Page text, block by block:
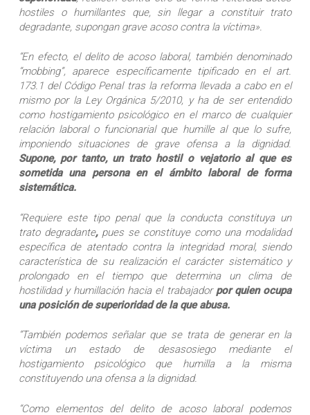
hostiles o humillantes que, sin llegar a constituir trato
degradante, supongan grave acoso contra la víctima».
“En efecto, el delito de acoso laboral, también denominado
“mobbing”, aparece específicamente tipificado en el art.
173.1 del Código Penal tras la reforma llevada a cabo en el
mismo por la Ley Orgánica 5/2010, y ha de ser entendido
como hostigamiento psicológico en el marco de cualquier
relación laboral o funcionarial que humille al que lo sufre,
imponiendo situaciones de grave ofensa a la dignidad.
Supone, por tanto, un trato hostil o vejatorio al que es
sometida una persona en el ámbito laboral de forma
sistemática.
“Requiere este tipo penal que la conducta constituya un
trato degradante,pues se constituye como una modalidad
específica de atentado contra la integridad moral, siendo
característica de su realización el carácter sistemático y
prolongado en el tiempo que determina un clima de
hostilidad y humillación hacia el trabajadorpor quien ocupa
una posición de superioridad de la que abusa.
“También podemos señalar que se trata de generar en la
víctima un estado de desasosiego mediante el
hostigamiento psicológico que humilla a la misma
constituyendo una ofensa a la dignidad.
“Como elementos del delito de acoso laboral podemos